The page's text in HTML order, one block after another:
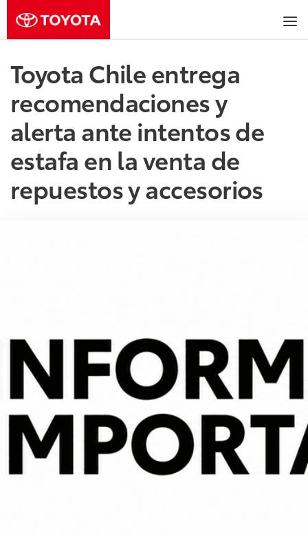
Toyota Chile entrega
recomendaciones y
alerta ante intentos de
estafa en la venta de
repuestos y accesorios